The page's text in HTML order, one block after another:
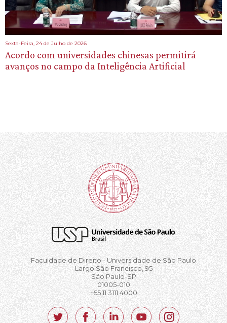
Sexta-Feira, 24 de Julho de 2026
Acordo com universidades chinesas permitirá
avanços no campo da Inteligência Artificial
Faculdade de Direito - Universidade de São Paulo
Largo São Francisco, 95
São Paulo-SP
01005-010
+55 11 3111.4000